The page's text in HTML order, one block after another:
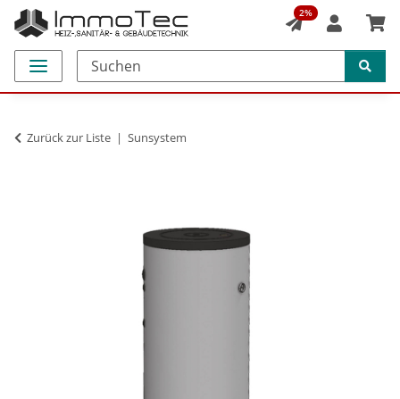
2%
Zurück zur Liste Sunsystem